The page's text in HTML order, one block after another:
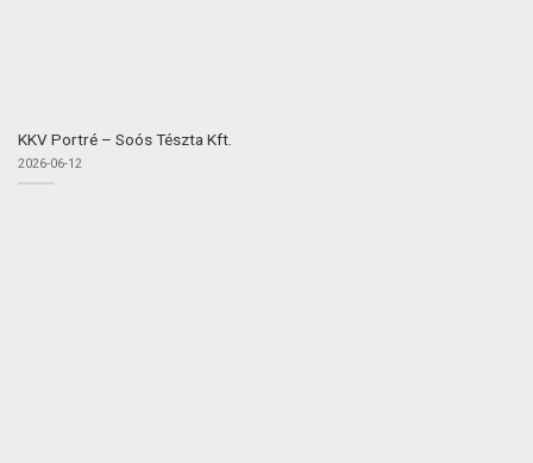
KKV Portré – Soós Tészta Kft.
2026-06-12